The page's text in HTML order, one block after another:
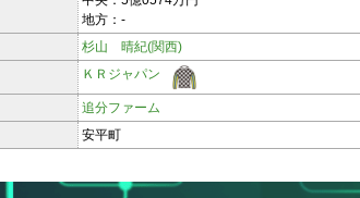
地方：-
杉山 晴紀(関西)
ＫＲジャパン
追分ファーム
安平町